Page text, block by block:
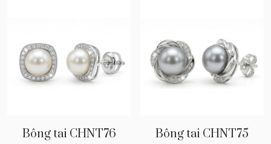
Bông tai CHNT76 Bông tai CHNT75